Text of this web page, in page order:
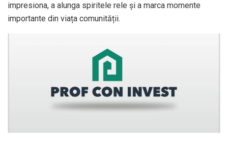
impresiona, a alunga spiritele rele și a marca momente
importante din viața comunității.